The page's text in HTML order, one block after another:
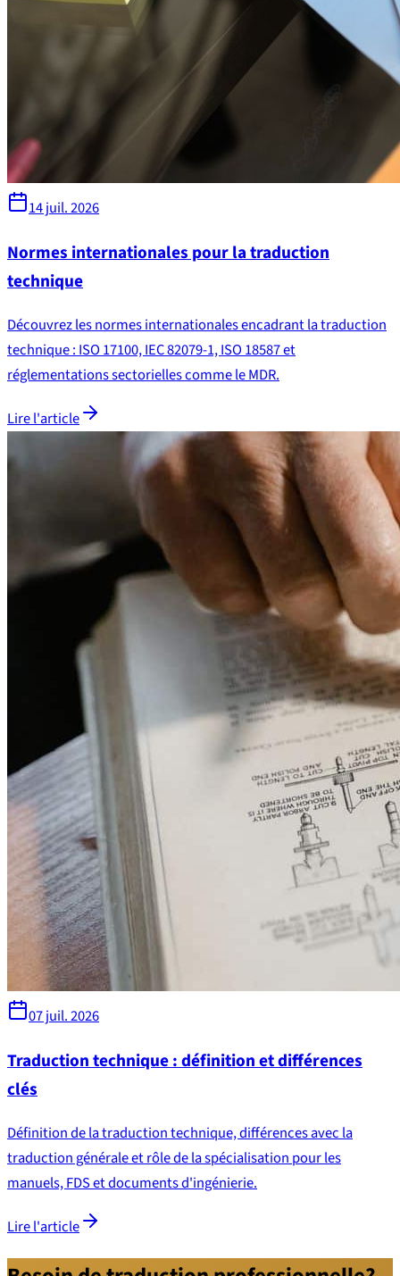
14 juil. 2026
Normes internationales pour la traduction
technique
Découvrez les normes internationales encadrant la traduction
technique : ISO 17100, IEC 82079-1, ISO 18587 et
réglementations sectorielles comme le MDR.
Lire l'article
07 juil. 2026
Traduction technique : définition et différences
clés
Définition de la traduction technique, différences avec la
traduction générale et rôle de la spécialisation pour les
manuels, FDS et documents d'ingénierie.
Lire l'article